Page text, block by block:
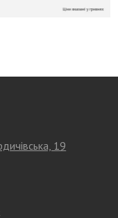
19